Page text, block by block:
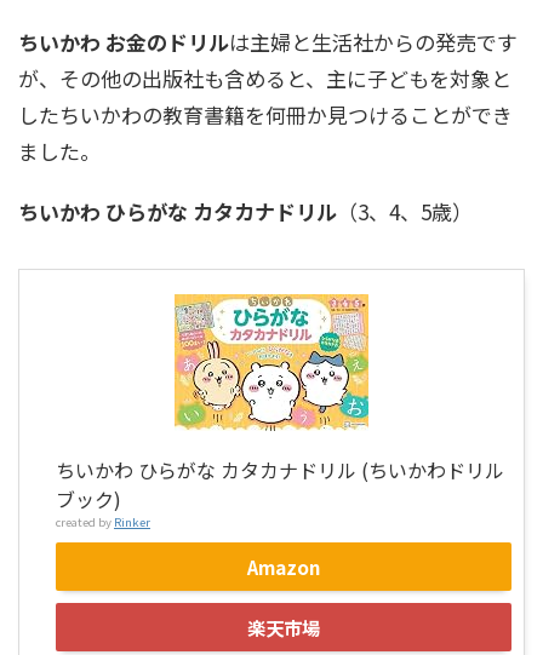
ちいかわ お金のドリルは主婦と生活社からの発売です
が、その他の出版社も含めると、主に子どもを対象と
したちいかわの教育書籍を何冊か見つけることができ
ました。
ちいかわ ひらがな カタカナドリル （3、4、5歳）
ちいかわ ひらがな カタカナドリル (ちいかわドリル
ブック)
created by Rinker
Amazon
楽天市場